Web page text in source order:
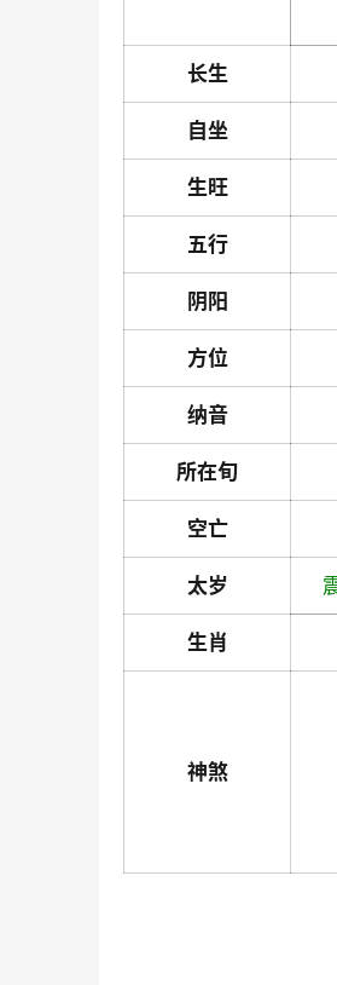
长生
自坐
生旺
五行
阴阳
方位
纳音
所在旬
空亡
太岁
生肖
神煞